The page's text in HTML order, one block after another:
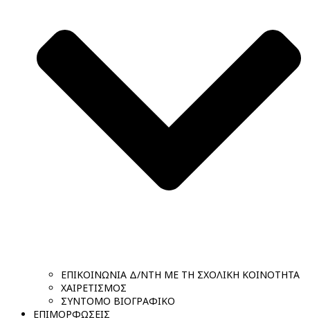
ΕΠΙΚΟΙΝΩΝΙΑ Δ/ΝΤΗ ΜΕ ΤΗ ΣΧΟΛΙΚΗ ΚΟΙΝΟΤΗΤΑ
ΧΑΙΡΕΤΙΣΜΟΣ
ΣΥΝΤΟΜΟ ΒΙΟΓΡΑΦΙΚΟ
ΕΠΙΜΟΡΦΩΣΕΙΣ